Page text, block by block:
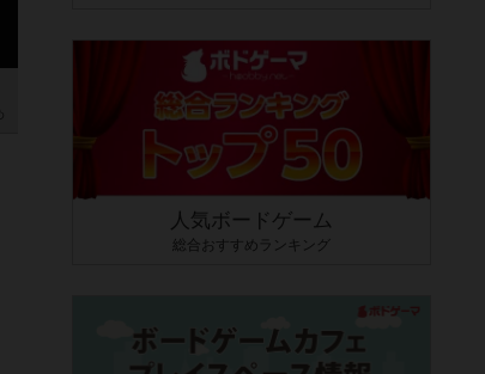
人気ボードゲーム
総合おすすめランキング